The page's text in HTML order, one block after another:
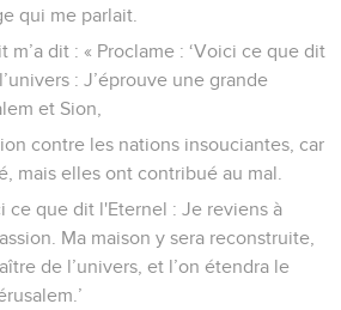
qui me parlait.
m’a dit : « Proclame : ‘Voici ce que dit
: J’éprouve une grande
et Sion,
contre les nations insouciantes, car
mais elles ont contribué au mal.
ce que dit l'Eternel : Je reviens à
Ma maison y sera reconstruite,
de l’univers, et l’on étendra le